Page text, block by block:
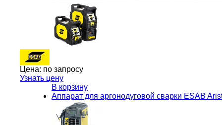
Цена: по запросу
Узнать цену
В корзину
Аппарат для аргонодуговой сварки ESAB